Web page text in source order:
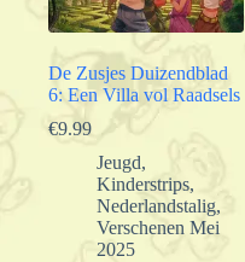
De Zusjes Duizendblad
6: Een Villa vol Raadsels
€9.99
Jeugd,
Kinderstrips,
Nederlandstalig,
Verschenen Mei
2025